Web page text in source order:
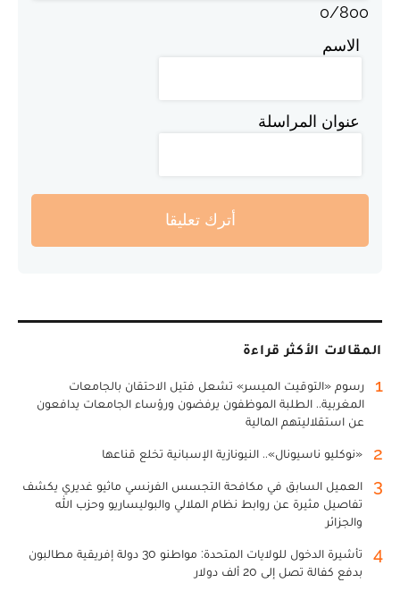
0/800
الاسم
عنوان المراسلة
أترك تعليقا
المقالات الأكثر قراءة
1
رسوم «التوقيت الميسر» تشعل فتيل الاحتقان بالجامعات
المغربية.. الطلبة الموظفون يرفضون ورؤساء الجامعات يدافعون
عن استقلاليتهم المالية
2 «نوكليو ناسيونال».. النيونازية الإسبانية تخلع قناعها
3
العميل السابق في مكافحة التجسس الفرنسي ماثيو غديري يكشف
تفاصيل مثيرة عن روابط نظام الملالي والبوليساريو وحزب الله
والجزائر
4
تأشيرة الدخول للولايات المتحدة: مواطنو 30 دولة إفريقية مطالبون
بدفع كفالة تصل إلى 20 ألف دولار